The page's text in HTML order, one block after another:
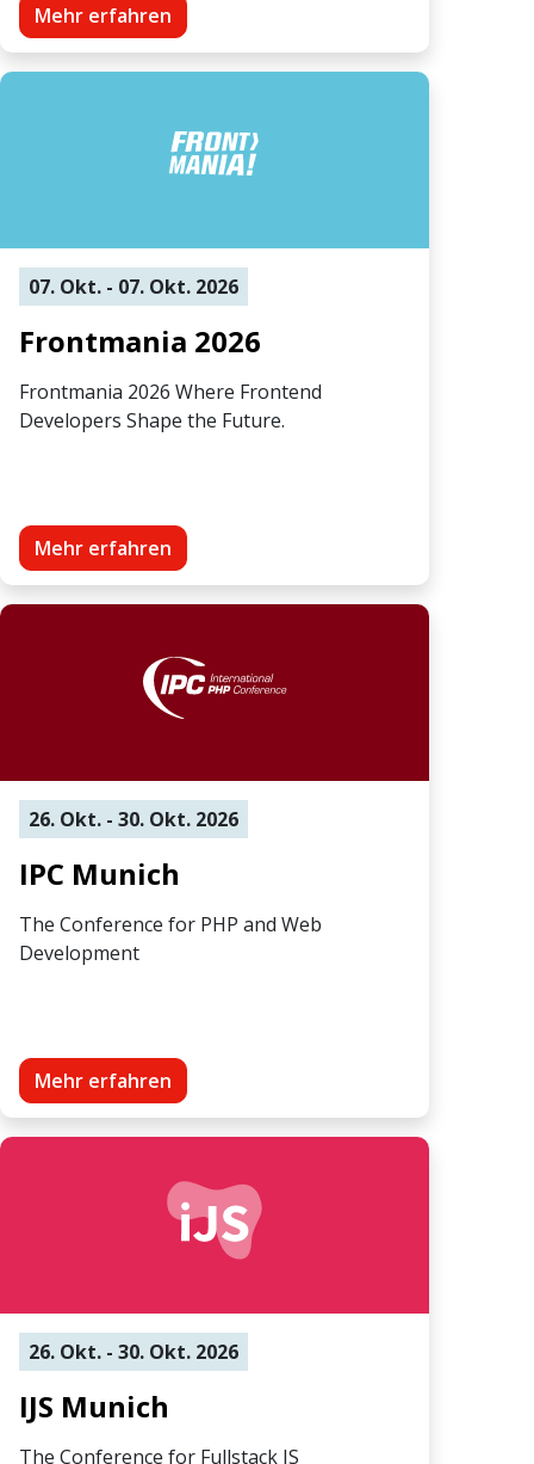
Mehr erfahren
07. Okt. - 07. Okt. 2026
Frontmania 2026
Frontmania 2026 Where Frontend
Developers Shape the Future.
Mehr erfahren
26. Okt. - 30. Okt. 2026
IPC Munich
The Conference for PHP and Web
Development
Mehr erfahren
26. Okt. - 30. Okt. 2026
IJS Munich
The Conference for Fullstack JS